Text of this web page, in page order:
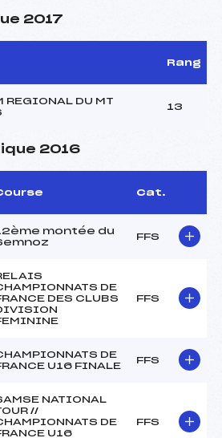
2017
Rang
REGIONAL DU MT
13
2016
Cat.
montée du
FFS
DE
DES CLUBS
FFS
DE
U16 FINALE
FFS
NATIONAL
//
DE
U16
FFS